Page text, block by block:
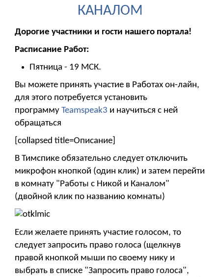
КАНАЛОМ
Дорогие участники и гости нашего портала!
Расписание Работ:
Пятница - 19 МСК.
Вы можете принять участие в Работах он-лайн,
для этого потребуется установить
программу Teamspeak3 и научиться с ней
обращаться
[collapsed title=Описание]
В Тимспике обязательно следует отключить
микрофон кнопкой (один клик) и затем перейти
в комнату "Работы с Никой и Каналом"
(двойной клик по названию комнаты)
Если желаете принять участие голосом, то
следует запросить право голоса (щелкнув
правой кнопкой мыши по своему нику и
выбрать в списке "Запросить право голоса",